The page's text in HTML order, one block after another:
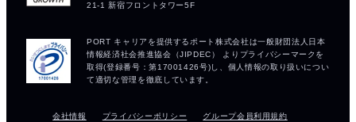
会社情報 プライバシーポリシー グループ会員利用規約